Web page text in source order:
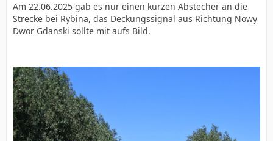
Am 22.06.2025 gab es nur einen kurzen Abstecher an die
Strecke bei Rybina, das Deckungssignal aus Richtung Nowy
Dwor Gdanski sollte mit aufs Bild.